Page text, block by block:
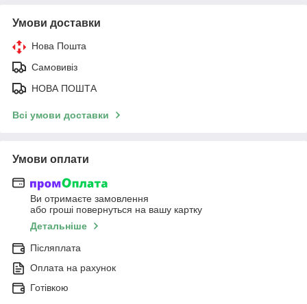
Умови доставки
Нова Пошта
Самовивіз
НОВА ПОШТА
Всі умови доставки
Умови оплати
Ви отримаєте замовлення
або гроші повернуться на вашу картку
Детальніше
Післяплата
Оплата на рахунок
Готівкою